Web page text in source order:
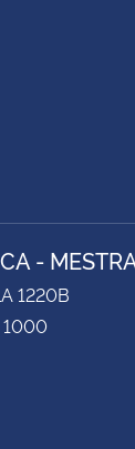
-
1220B
1000